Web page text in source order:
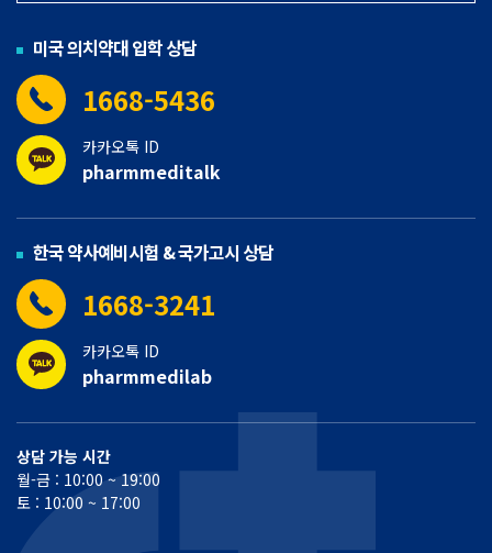
미국 의치약대 입학 상담
1668-5436
카카오톡 ID
pharmmeditalk
한국 약사예비시험 & 국가고시 상담
1668-3241
카카오톡 ID
pharmmedilab
상담 가능 시간
월-금 : 10:00 ~ 19:00
토 : 10:00 ~ 17:00